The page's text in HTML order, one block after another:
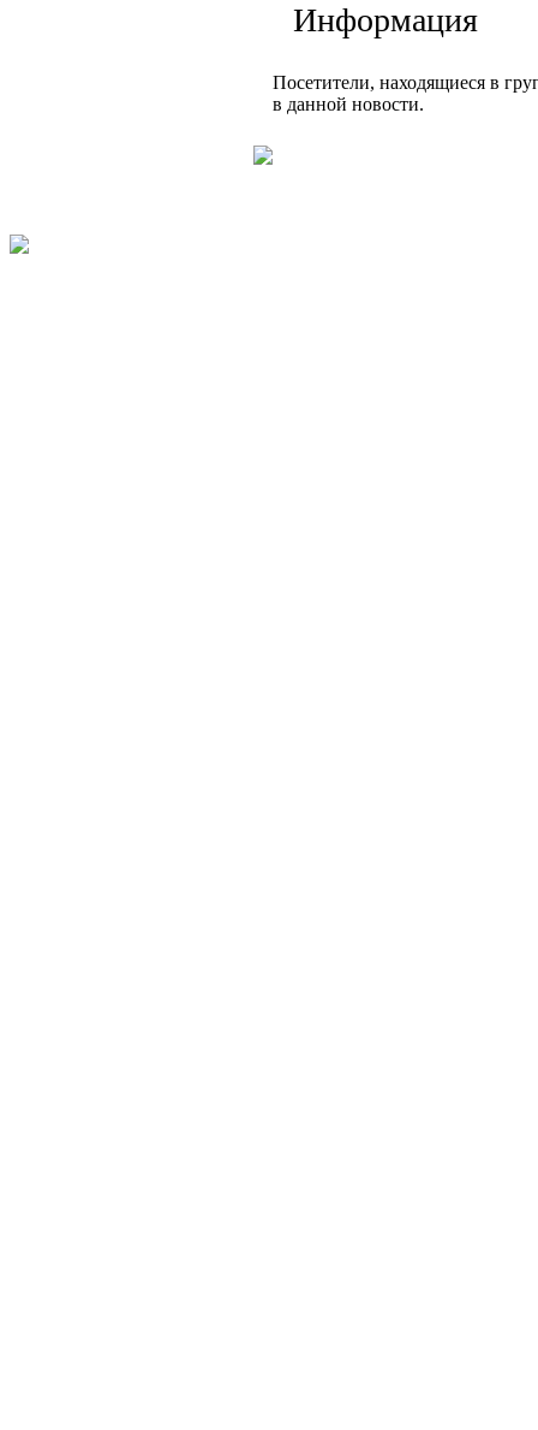
Информация
Посетители, находящиеся в
в данной новости.